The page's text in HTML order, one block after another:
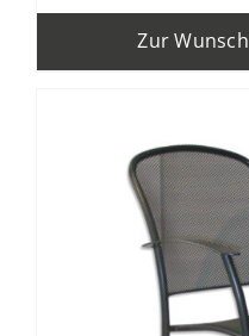
Zur